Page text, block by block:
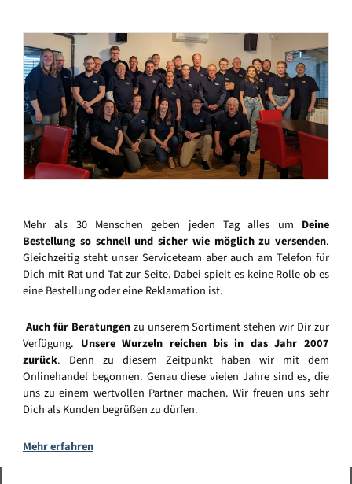
Mehr als 30 Menschen geben jeden Tag alles um Deine
Bestellung so schnell und sicher wie möglich zu versenden.
Gleichzeitig steht unser Serviceteam aber auch am Telefon für
Dich mit Rat und Tat zur Seite. Dabei spielt es keine Rolle ob es
eine Bestellung oder eine Reklamation ist.
Auch für Beratungenzu unserem Sortiment stehen wir Dir zur
Verfügung. Unsere Wurzeln reichen bis in das Jahr 2007
zurück. Denn zu diesem Zeitpunkt haben wir mit dem
Onlinehandel begonnen. Genau diese vielen Jahre sind es, die
uns zu einem wertvollen Partner machen. Wir freuen uns sehr
Dich als Kunden begrüßen zu dürfen.
Mehr erfahren